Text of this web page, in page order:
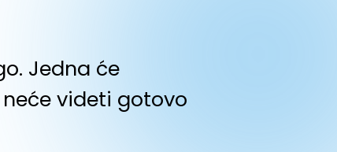
Jedna će
videti gotovo